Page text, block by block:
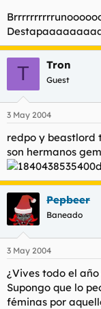
T Tron
Guest
3 May 2004
redpo y beastlord
son hermanos
Pepbeer
Baneado
3 May 2004
¿Vives todo el
Supongo que lo
féminas por